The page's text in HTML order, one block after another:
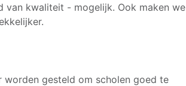
van kwaliteit - mogelijk. Ook maken we
worden gesteld om scholen goed te